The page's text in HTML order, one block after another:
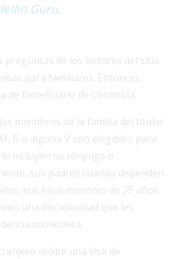
Guru.
preguntas de los lectores del sitio
para familiares. Entonces,
de beneficiario de Colombia.
miembros de la familia del titular
R o alguna V son elegibles para
incluyen su cónyuge o
sus padres cuando dependen
sus hijos menores de 25 años.
una discapacidad que les
económica.
recibe una visa de